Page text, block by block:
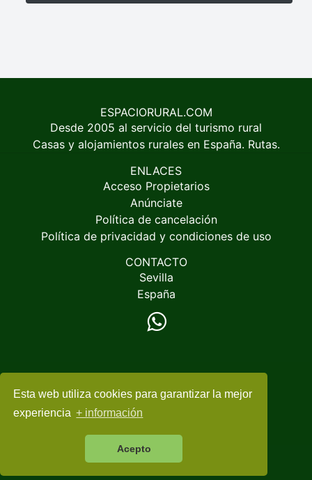
Esta web utiliza cookies para garantizar la mejor
experiencia + información
Acepto
ESPACIORURAL.COM
Desde 2005 al servicio del turismo rural
Casas y alojamientos rurales en España. Rutas.
ENLACES
Acceso Propietarios
Anúnciate
Política de cancelación
Política de privacidad y condiciones de uso
CONTACTO
Sevilla
España
© 2005-2026 EspacioRural.com